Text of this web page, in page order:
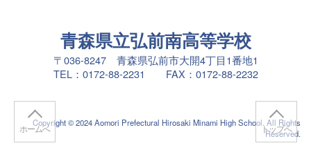
青森県立弘前南高等学校
〒036-8247 青森県弘前市大開4丁目1番地1
TEL：0172-88-2231 FAX：0172-88-2232
Copyright © 2024 Aomori Prefectural Hirosaki Minami High School. All Rights
Reserved.
ホームへ トップへ